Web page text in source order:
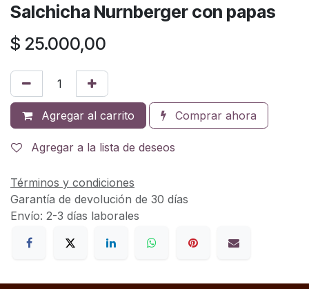
Salchicha Nurnberger con papas
$ 25.000,00
Agregar al carrito Comprar ahora
Agregar a la lista de deseos
Términos y condiciones
Garantía de devolución de 30 días
Envío: 2-3 días laborales